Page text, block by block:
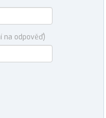
na odpověď)